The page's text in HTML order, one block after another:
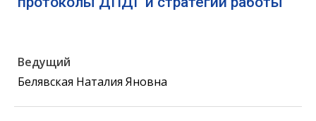
Ведущий
Белявская Наталия Яновна